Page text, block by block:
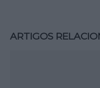
ARTIGOS